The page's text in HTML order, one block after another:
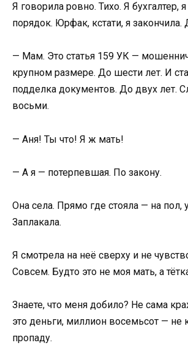
Я говорила ровно. Тихо. Я бухгалтер,
порядок. Юрфак, кстати, я
— Мам. Это статья 159 УК —
крупном размере. До шести лет. И
подделка документов. До двух лет.
восьми.
— Аня! Ты что! Я ж мать!
— А я — потерпевшая. По закону.
Она села. Прямо где стояла — на пол,
Заплакала.
Я смотрела на неё сверху и не
Совсем. Будто это не моя мать, а
Знаете, что меня добило? Не сама
это деньги, миллион восемьсот — не
пропаду.